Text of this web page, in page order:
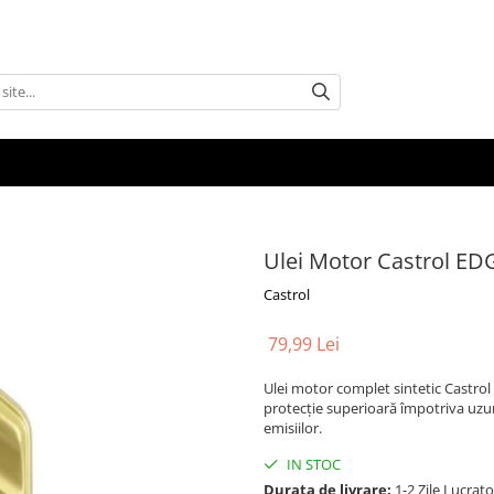
Ulei Motor Castrol
Castrol
79,99 Lei
Ulei motor complet sintetic
protecție superioară împotriva
emisiilor.
IN STOC
Durata de livrare: 1-2 Zile